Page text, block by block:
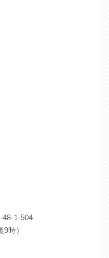
1-504
時）